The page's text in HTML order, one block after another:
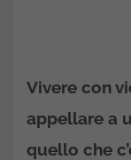
Vivere con
appellare a
quello che